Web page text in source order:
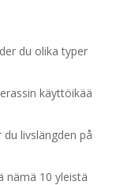
du olika typer
käyttöikää
livslängden på
nämä 10 yleistä